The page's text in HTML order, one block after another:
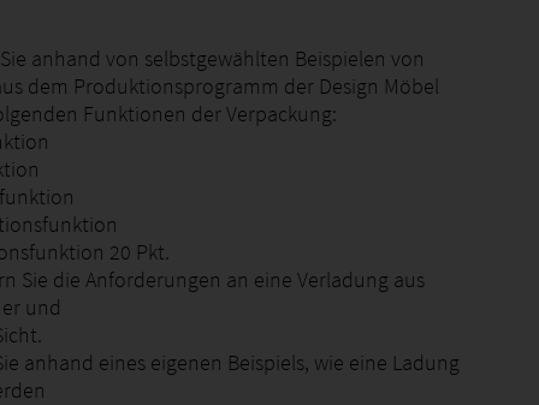
anhand von selbstgewählten Beispielen von
dem Produktionsprogramm der Design Möbel
Funktionen der Verpackung:
20 Pkt.
Sie die Anforderungen an eine Verladung aus
und
anhand eines eigenen Beispiels, wie eine Ladung